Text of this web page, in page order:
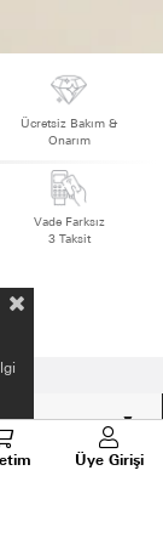
Ücretsiz Bakım &
Onarım
Vade Farksız
3 Taksit
Üye Girişi